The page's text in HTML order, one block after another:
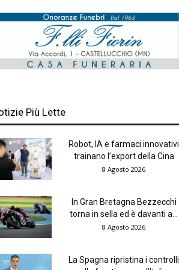
Più Lette
Robot, IA e farmaci innovativi
trainano l’export della Cina
8 Agosto 2026
In Gran Bretagna Bezzecchi
torna in sella ed è davanti a...
8 Agosto 2026
La Spagna ripristina i controlli